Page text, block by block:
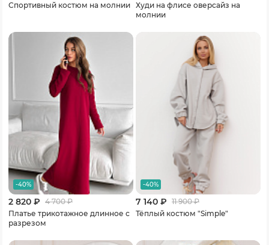
Спортивный костюм на молнии Худи на флисе оверсайз на
молнии
-40%
2 820 ₽ 4 700₽
Платье трикотажное длинное с
разрезом
-40%
7 140 ₽ 11 900₽
Тёплый костюм "Simple"